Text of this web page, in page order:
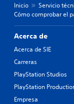
Inicio Servicio
Cómo comprobar el
Acerca de
Acerca de SIE
Carreras
PlayStation Studios
PlayStation
Empresa